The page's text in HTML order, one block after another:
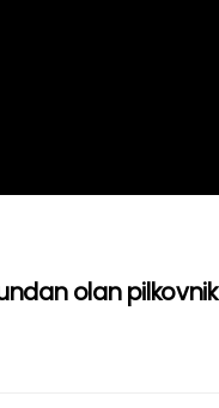
olan pilkovnik